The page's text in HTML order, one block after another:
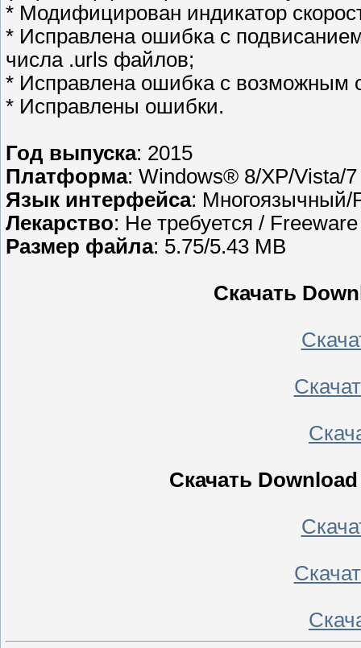
* Модифицирован индикатор
* Исправлена ошибка с
числа .urls файлов;
* Исправлена ошибка с возможным
* Исправлены ошибки.
Год выпуска: 2015
Платформа: Windows® 8/XP/Vista/7
Язык интерфейса: Многоязычный/
Лекарство: Не требуется / Freeware
Размер файла: 5.75/5.43 MB
Скачать
Скачать